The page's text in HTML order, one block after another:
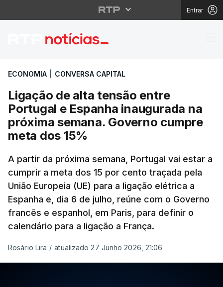
Entrar
Ligação de alta
ECONOMIA CONVERSA CAPITAL
Ligação de alta tensão entre
Portugal e Espanha inaugurada na
próxima semana. Governo cumpre
meta dos 15%
A partir da próxima semana, Portugal vai estar a
cumprir a meta dos 15 por cento traçada pela
União Europeia (UE) para a ligação elétrica a
Espanha e, dia 6 de julho, reúne com o Governo
francês e espanhol, em Paris, para definir o
calendário para a ligação a França.
Rosário Lira / atualizado 27 Junho 2026, 21:06